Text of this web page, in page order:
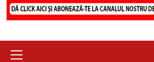
Menu